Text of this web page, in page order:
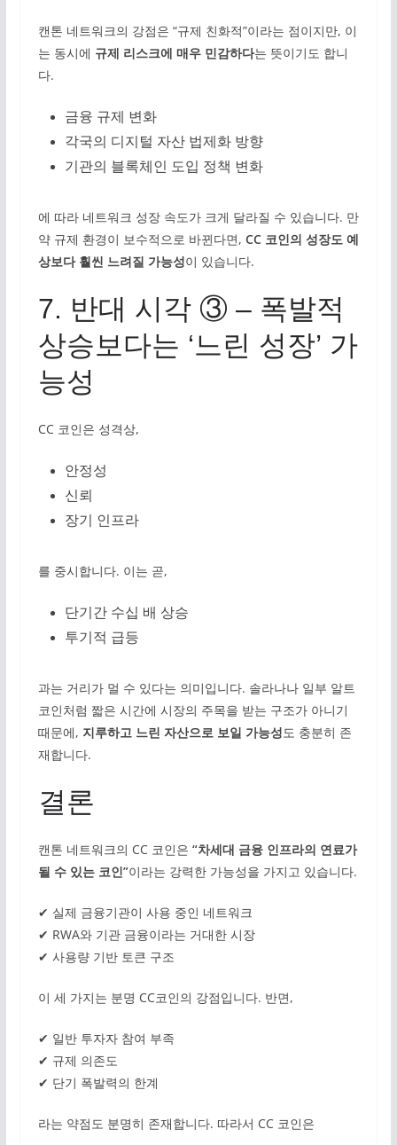
캔톤 네트워크의 강점은 “규제 친화적”이라는 점이지만, 이
는 동시에 규제 리스크에 매우 민감하다는 뜻이기도 합니
다.
금융 규제 변화
각국의 디지털 자산 법제화 방향
기관의 블록체인 도입 정책 변화
에 따라 네트워크 성장 속도가 크게 달라질 수 있습니다. 만
약 규제 환경이 보수적으로 바뀐다면, CC 코인의 성장도 예
상보다 훨씬 느려질 가능성이 있습니다.
7. 반대 시각 ③ – 폭발적
상승보다는 ‘느린 성장’ 가
능성
CC 코인은 성격상,
안정성
신뢰
장기 인프라
를 중시합니다. 이는 곧,
단기간 수십 배 상승
투기적 급등
과는 거리가 멀 수 있다는 의미입니다. 솔라나나 일부 알트
코인처럼 짧은 시간에 시장의 주목을 받는 구조가 아니기
때문에, 지루하고 느린 자산으로 보일 가능성도 충분히 존
재합니다.
결론
캔톤 네트워크의 CC 코인은 “차세대 금융 인프라의 연료가
될 수 있는 코인”이라는 강력한 가능성을 가지고 있습니다.
✔ 실제 금융기관이 사용 중인 네트워크
✔ RWA와 기관 금융이라는 거대한 시장
✔ 사용량 기반 토큰 구조
이 세 가지는 분명 CC코인의 강점입니다. 반면,
✔ 일반 투자자 참여 부족
✔ 규제 의존도
✔ 단기 폭발력의 한계
라는 약점도 분명히 존재합니다. 따라서 CC 코인은